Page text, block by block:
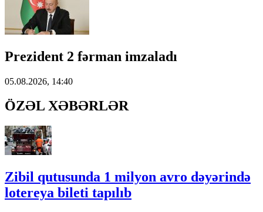
Prezident 2 fərman imzaladı
05.08.2026, 14:40
ÖZƏL XƏBƏRLƏR
Zibil qutusunda 1 milyon avro dəyərində
lotereya bileti tapılıb